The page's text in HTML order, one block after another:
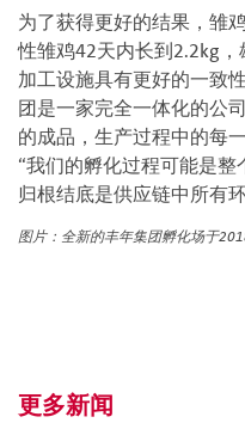
为了获得更好的结果，雏
性雏鸡42天内长到2.2kg
加工设施具有更好的一致
团是一家完全一体化的公
的成品，生产过程中的每
“我们的孵化过程可能是
归根结底是供应链中所有
图片：全新的丰年集团孵化场于
更多新闻